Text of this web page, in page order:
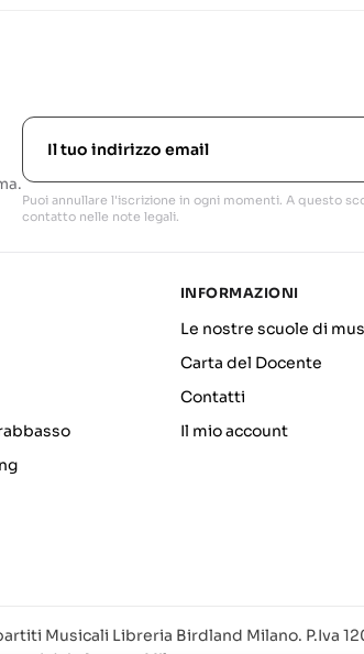
Puoi annullare l'iscrizione in ogni momenti. A questo
contatto nelle note legali.
INFORMAZIONI
Le nostre scuole di
Carta del Docente
Contatti
Il mio account
Musicali Libreria Birdland Milano. P.Iva